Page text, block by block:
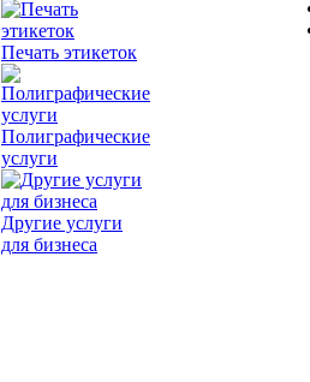
Печать этикеток
Полиграфические
услуги
Другие услуги
для бизнеса